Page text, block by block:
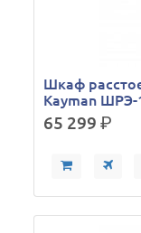
Шкаф
Kayman ШРЭ-
65 299р.